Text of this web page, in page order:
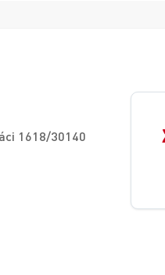
1618/30140